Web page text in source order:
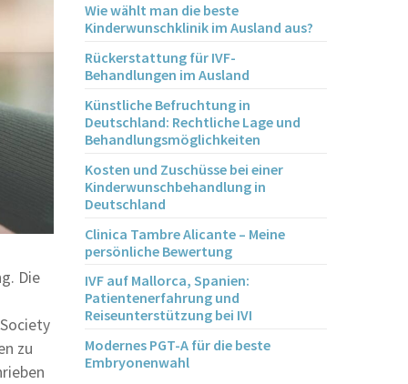
Die
zu
Wie wählt man die beste
Kinderwunschklinik im Ausland aus?
Rückerstattung für IVF-
Behandlungen im Ausland
Künstliche Befruchtung in
Deutschland: Rechtliche Lage und
Behandlungsmöglichkeiten
Kosten und Zuschüsse bei einer
Kinderwunschbehandlung in
Deutschland
Clinica Tambre Alicante – Meine
persönliche Bewertung
IVF auf Mallorca, Spanien:
Patientenerfahrung und
Reiseunterstützung bei IVI
Modernes PGT-A für die beste
Embryonenwahl